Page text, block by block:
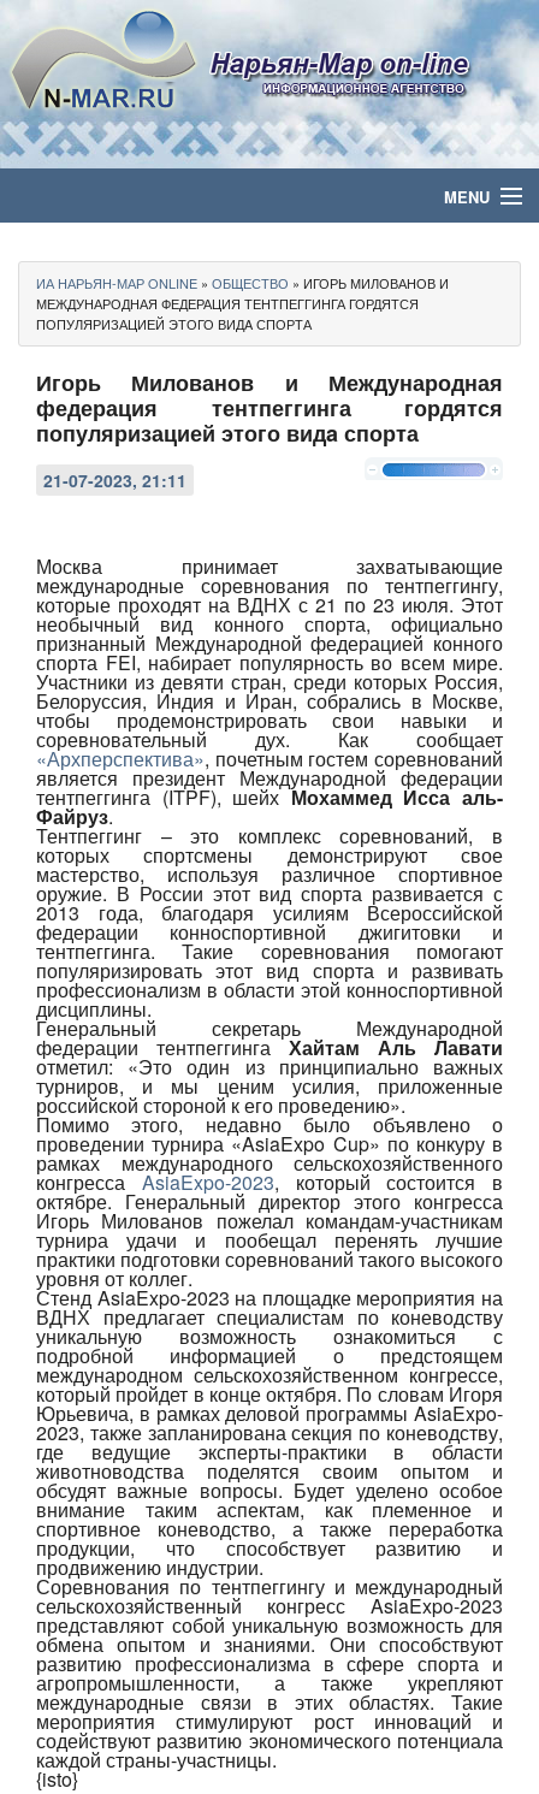
MENU
Политика
Общество
Культура
Авто
Спорт
Контакты
ИА НАРЬЯН-МАР ONLINE » ОБЩЕСТВО » ИГОРЬ МИЛОВАНОВ И
МЕЖДУНАРОДНАЯ ФЕДЕРАЦИЯ ТЕНТПЕГГИНГА ГОРДЯТСЯ
ПОПУЛЯРИЗАЦИЕЙ ЭТОГО ВИДA СПОРТА
Игорь Милованов и Международная
федерация тентпеггинга гордятся
популяризацией этого видa спорта
21-07-2023, 21:11
Москва принимает захватывающие
международные соревнования по тентпеггингу,
которые проходят на ВДНХ с 21 по 23 июля. Этот
необычный вид конного спорта, официально
признанный Международной федерацией конного
спорта FEI, набирает популярность во всем мире.
Участники из девяти стран, среди которых Россия,
Белоруссия, Индия и Иран, собрались в Москве,
чтобы продемонстрировать свои навыки и
соревновательный дух. Как сообщает
«Архперспектива», почетным гостем соревнований
является президент Международной федерации
тентпеггинга (ITPF), шейхМохаммед Исса аль-
Файруз.
Тентпеггинг – это комплекс соревнований, в
которых спортсмены демонстрируют свое
мастерство, используя различное спортивное
оружие. В России этот вид спорта развивается с
2013 года, благодаря усилиям Всероссийской
федерации конноспортивной джигитовки и
тентпеггинга. Такие соревнования помогают
популяризировать этот вид спорта и развивать
профессионализм в области этой конноспортивной
дисциплины.
Генеральный секретарь Международной
федерации тентпеггингаХайтам Аль Лавати
отметил: «Это один из принципиально важных
турниров, и мы ценим усилия, приложенные
российской стороной к его проведению».
Помимо этого, недавно было объявлено о
проведении турнира «AsiaExpo Cup» по конкуру в
рамках международного сельскохозяйственного
конгресса AsiaExpo-2023, который состоится в
октябре. Генеральный директор этого конгресса
Игорь Милованов пожелал командам-участникам
турнира удачи и пообещал перенять лучшие
практики подготовки соревнований такого высокого
уровня от коллег.
Стенд AsiaExpo-2023 на площадке мероприятия на
ВДНХ предлагает специалистам по коневодству
уникальную возможность ознакомиться с
подробной информацией о предстоящем
международном сельскохозяйственном конгрессе,
который пройдет в конце октября. По словам Игоря
Юрьевича, в рамках деловой программы AsiaExpo-
2023, также запланирована секция по коневодству,
где ведущие эксперты-практики в области
животноводства поделятся своим опытом и
обсудят важные вопросы. Будет уделено особое
внимание таким аспектам, как племенное и
спортивное коневодство, а также переработка
продукции, что способствует развитию и
продвижению индустрии.
Соревнования по тентпеггингу и международный
сельскохозяйственный конгресс AsiaExpo-2023
представляют собой уникальную возможность для
обмена опытом и знаниями. Они способствуют
развитию профессионализма в сфере спорта и
агропромышленности, а также укрепляют
международные связи в этих областях. Такие
мероприятия стимулируют рост инноваций и
содействуют развитию экономического потенциала
каждой страны-участницы.
{isto}